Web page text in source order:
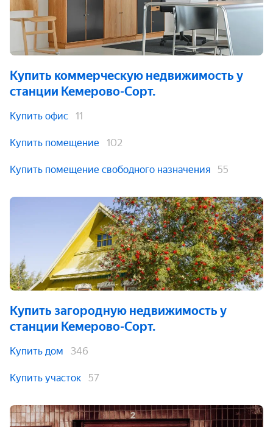
Купить коммерческую недвижимость у
станции Кемерово-Сорт.
Купить офис 11
Купить помещение 102
Купить помещение свободного назначения 55
Купить загородную недвижимость у
станции Кемерово-Сорт.
Купить дом 346
Купить участок 57